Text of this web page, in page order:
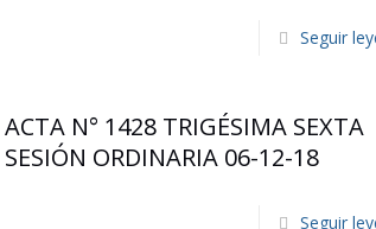
Seguir
ACTA N° 1428 TRIGÉSIMA SEXTA
SESIÓN ORDINARIA 06-12-18
Seguir